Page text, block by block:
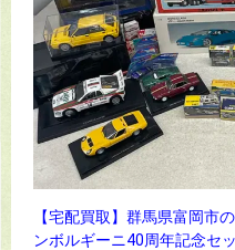
【宅配買取】群馬県富岡市
ンボルギーニ40周年記念セ